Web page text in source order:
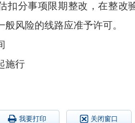
扣分事项限期整改，在整改
风险的线路应准予许可。
施行
我要打印 关闭窗口